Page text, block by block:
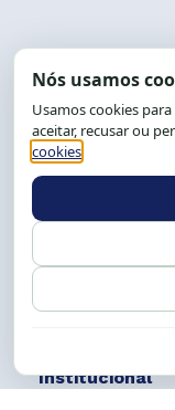
Tel.: (71)
Siga
Institucional